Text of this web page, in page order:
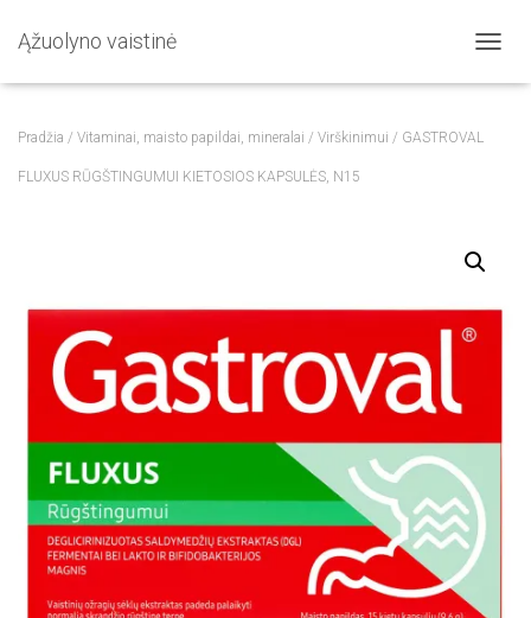
Ąžuolyno vaistinė
O
A
Pradžia / Vitaminai, maisto papildai, mineralai / Virškinimui / GASTROVAL
FLUXUS RŪGŠTINGUMUI KIETOSIOS KAPSULĖS, N15